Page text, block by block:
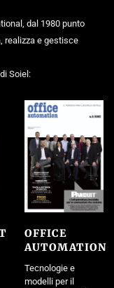
dal 1980 punto
realizza e gestisce
Soiel:
OFFICE
AUTOMATION
Tecnologie e
modelli per il